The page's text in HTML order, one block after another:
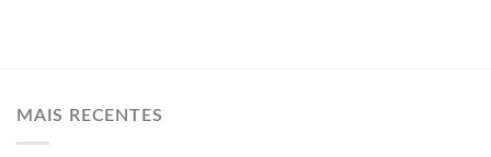
MAIS RECENTES